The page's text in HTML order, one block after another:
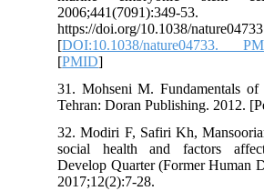
2006;441(7091):349-53.
https://doi.org/10.1038/nature04733
[DOI:10.1038/nature04733.
[PMID
31. Mohseni M. Fundamentals
Tehran: Doran Publishing. 2012.
32. Modiri F, Safiri Kh,
social health and factors
Develop Quarter (Former Human
2017;12(2):7-28.